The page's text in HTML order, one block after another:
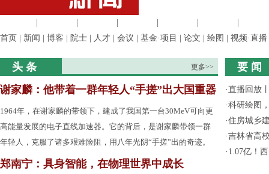
首页
新闻 博客 院士 人才 会议 基金·项目 论文 绘图 视频·直播
头 条 更多>>
谢家麟：他带着一群年轻人“手搓”出大国重器
1964年，在谢家麟的带领下，建成了我国第一台30MeV可向更
高能量发展的电子直线加速器。它的背后，是谢家麟带领一群
年轻人，克服了诸多艰难险阻，用八年光阴“手搓”出的奇迹。
郑南宁：具身智能，在物理世界中成长
要 闻
·直播回放
·科研绘图
·住房城乡
·吉林省高
· 1.07亿！